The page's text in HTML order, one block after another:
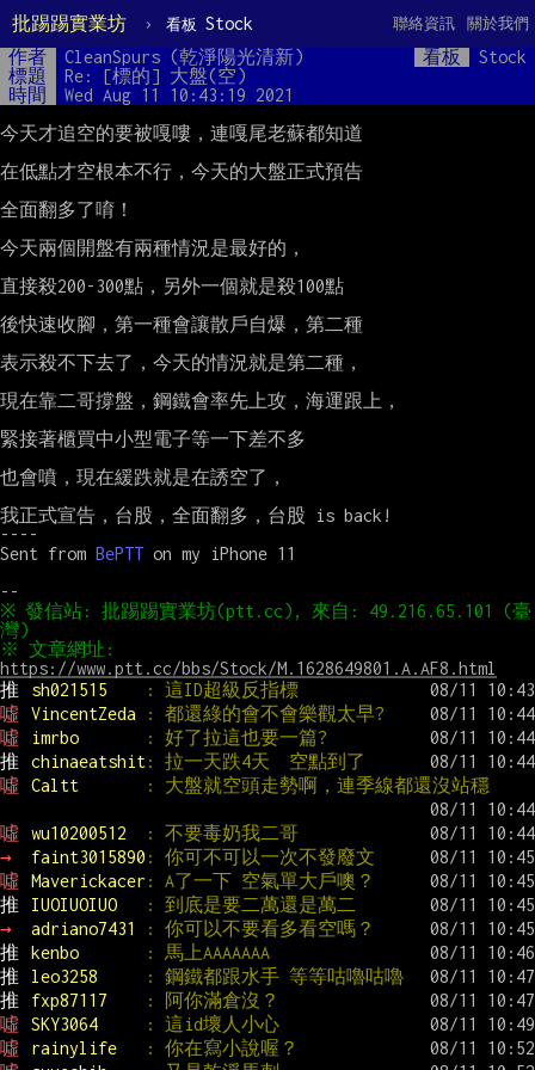
批踢踢實業坊 › 看板 Stock 關於我們
聯絡資訊
作者 CleanSpurs (乾淨陽光清新) 看板
Stock
標題
Re: [標的] 大盤(空)
時間
Wed Aug 11 10:43:19 2021
今天才追空的要被嘎嘍，連嘎尾老蘇都知道
在低點才空根本不行，今天的大盤正式預告
全面翻多了唷！
今天兩個開盤有兩種情況是最好的，
直接殺200-300點，另外一個就是殺100點
後快速收腳，第一種會讓散戶自爆，第二種
表示殺不下去了，今天的情況就是第二種，
現在靠二哥撐盤，鋼鐵會率先上攻，海運跟上，
緊接著櫃買中小型電子等一下差不多
也會噴，現在緩跌就是在誘空了，
我正式宣告，台股，全面翻多，台股 is back!
----
Sent from BePTT on my iPhone 11
※ 發信站: 批踢踢實業坊(ptt.cc), 來自: 49.216.65.101 (臺
https://www.ptt.cc/bbs/Stock/M.1628649801.A.AF8.html
推
sh021515
: 這ID超級反指標
噓
VincentZeda
: 都還綠的會不會樂觀太早?
噓
imrbo
: 好了拉這也要一篇?
推
chinaeatshit: 拉一天跌4天  空點到了
噓
Caltt : 大盤就空頭走勢啊，連季線都還沒站穩
噓 wu10200512
: 不要毒奶我二哥
→
faint3015890 : 你可不可以一次不發廢文
噓
Maverickacer : A了一下 空氣單大戶噢？
推
IUOIUOIUO
: 到底是要二萬還是萬二
→
adriano7431
: 你可以不要看多看空嗎？
推
kenbo
: 馬上AAAAAAA
推
leo3258
: 鋼鐵都跟水手 等等咕嚕咕嚕
推
fxp87117
: 阿你滿倉沒？
噓
SKY3064
: 這id壞人小心
噓
rainylife
: 你在寫小說喔？